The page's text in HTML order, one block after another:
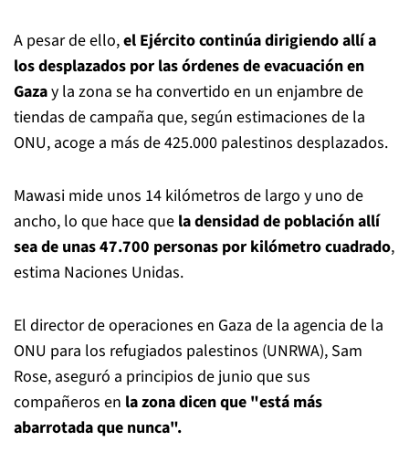
A pesar de ello,el Ejército continúa dirigiendo allí a
los desplazados por las órdenes de evacuación en
Gazay la zona se ha convertido en un enjambre de
tiendas de campaña que, según estimaciones de la
ONU, acoge a más de 425.000 palestinos desplazados.
Mawasi mide unos 14 kilómetros de largo y uno de
ancho, lo que hace que la densidad de población allí
sea de unas 47.700 personas por kilómetro cuadrado,
estima Naciones Unidas.
El director de operaciones en Gaza de la agencia de la
ONU para los refugiados palestinos (UNRWA), Sam
Rose, aseguró a principios de junio que sus
compañeros en la zona dicen que "está más
abarrotada que nunca".